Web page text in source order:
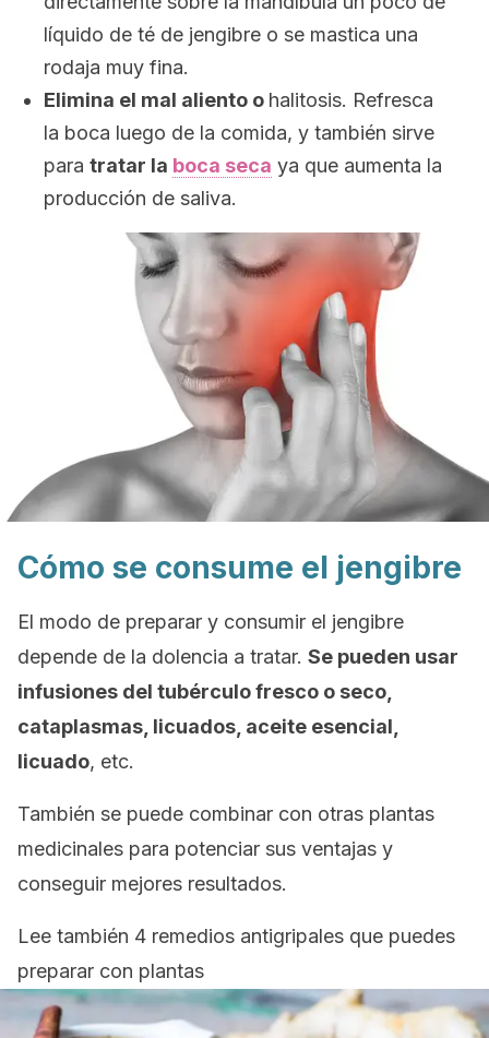
líquido de té de jengibre o se mastica una
rodaja muy fina.
Elimina el mal aliento o halitosis. Refresca
la boca luego de la comida, y también sirve
para tratar la boca seca ya que aumenta la
producción de saliva.
Cómo se consume el jengibre
El modo de preparar y consumir el jengibre
depende de la dolencia a tratar. Se pueden usar
infusiones del tubérculo fresco o seco,
cataplasmas, licuados, aceite esencial,
licuado, etc.
También se puede combinar con otras plantas
medicinales para potenciar sus ventajas y
conseguir mejores resultados.
Lee también 4 remedios antigripales que puedes
preparar con plantas